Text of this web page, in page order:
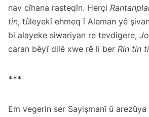
nav cîhana rasteqîn. Herçi
tin, tûleyekî ehmeq î Aleman yê
bi alayeke siwariyan re tevdigere,
caran bêyî dilê xwe rê li ber Rin tin
***
Em vegerin ser Sayişmanî û